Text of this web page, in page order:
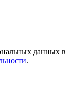
данных в
.